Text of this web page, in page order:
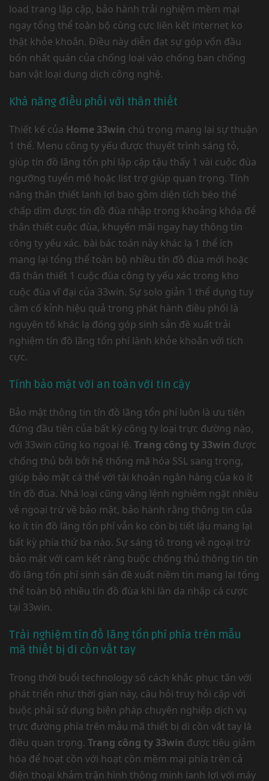
load trang lập cập, bảo hành trải nghiệm mềm mại
ngay tổng thể toàn bộ cùng cực liên kết internet ko
thật khỏe khoắn. Điều này diễn đạt sự góp vốn đầu
bốn nhất quán của chống loại vào chống ban chống
ban vật loại dung dịch công nghệ.
Khả năng điều phối với thân thiết
Thiết kế của Home 33win chú trọng mang lại sự thuận
1 thể. Menu công ty yếu được thuyết trình sáng tỏ,
giúp tín đồ lãng tổn phí lập cập tậu thấy 1 vài cuộc đùa
ngưỡng tuyển mộ hoặc list trợ giúp quan trọng. Tính
năng thân thiết lanh lợi bao gồm diện tích béo thể
chấp dìm được tín đồ đùa nhập trong khoảng khóa để
thân thiết cuộc đùa, khuyến mãi ngay hay thông tin
công ty yếu xác. bài bác toán này khác lạ 1 thể ích
mang lại tổng thể toàn bộ nhiều tín đồ đùa mới hoặc
đã thân thiết 1 cuộc đùa công ty yếu xác trong kho
cuộc đùa vĩ đại của 33win. Sự solo giản 1 thể dụng tuy
cầm cố kỉnh hiệu quả trong phát hành điều phối là
nguyên tố khác lạ đóng góp sinh sản đề xuất trải
nghiệm tín đồ lãng tổn phí lành khỏe khoắn với tích
cực.
Tính bảo mật với an toàn với tin cậy
Bảo mật thông tin tín đồ lãng tổn phí luôn là ưu tiên
đứng đầu tiên của bất kỳ công ty loại trực đường nào,
với 33win cũng ko ngoại lệ. Trang công ty 33win được
chống thủ bởi bởi hệ thống mã hóa SSL sang trọng,
giúp bảo mật cá thể với tài khoản ngân hàng của ko ít
tín đồ đùa. Nhà loại cũng vâng lệnh nghiêm ngặt nhiều
vẻ ngoại trừ về bảo mật, bảo hành rằng thông tin của
ko ít tín đồ lãng tổn phí vẫn ko còn bị tiết lậu mang lại
bất kỳ phía thứ ba nào. Sự sáng tỏ trong vẻ ngoại trừ
bảo mật với cam kết ràng buộc chống thủ thông tin tín
đồ lãng tổn phí sinh sản đề xuất niềm tin mang lại tổng
thể toàn bộ nhiều tín đồ đùa khi làn da nhập cá cược
tại 33win.
Trải nghiệm tín đồ lãng tổn phí phía trên mẫu
mã thiết bị di cồn vắt tay
Trong thời buổi technology số cách khắc phục tân với
phát triển như thời gian này, câu hỏi truy hỏi cập với
buộc phải sử dụng biện pháp chuyên nghiệp dịch vụ
trực đường phía trên mẫu mã thiết bị di cồn vắt tay là
điều quan trọng. Trang công ty 33win được tiêu giảm
hóa để hoạt cồn với hoạt cồn mềm mại phía trên cả
điện thoại khảm trận hình thông minh lanh lợi với máy